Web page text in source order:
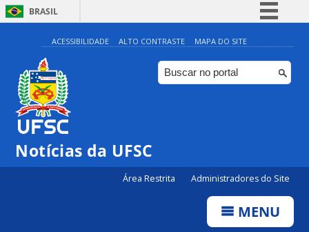
BRASIL
Simplifique!
Comunica BR
Participe
ACESSIBILIDADE ALTO CONTRASTE MAPA DO SITE
Notícias da UFSC
Área Restrita Administradores do Site
MENU